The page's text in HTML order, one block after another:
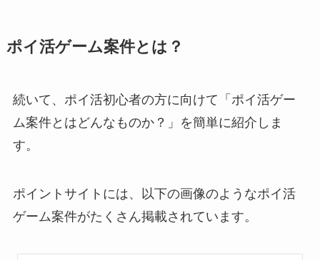
ポイ活ゲーム案件とは？
続いて、ポイ活初心者の方に向けて「ポイ活ゲー
ム案件とはどんなものか？」を簡単に紹介しま
す。
ポイントサイトには、以下の画像のようなポイ活
ゲーム案件がたくさん掲載されています。